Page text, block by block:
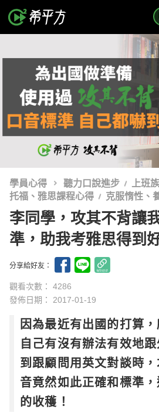
學員心得 聽力口說進步 上班族
托福、雅思課程心得
克服惰性、
李同學，攻其不背讓
準，助我考雅思得到
分享給好友：
觀看次數： 4286
發佈日期： 2017-01-19
因為最近有出國的打算
自己有沒有辦法有效地
到跟顧問用英文對談時
音竟然如此正確和標準
的收穫！